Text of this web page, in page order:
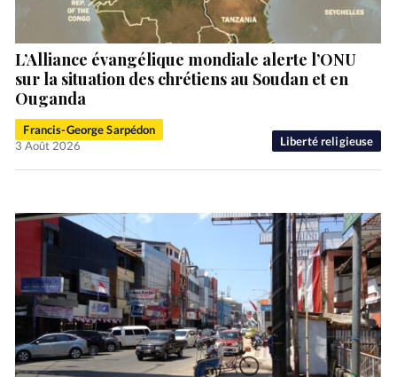
Liberté religieuse
L’Alliance évangélique mondiale alerte l’ONU
sur la situation des chrétiens au Soudan et en
Ouganda
Francis-George Sarpédon
3 Août 2026